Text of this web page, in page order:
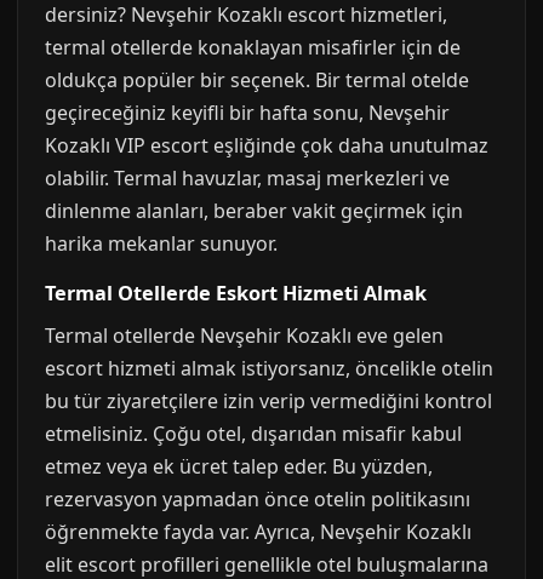
dersiniz? Nevşehir Kozaklı escort hizmetleri,
termal otellerde konaklayan misafirler için de
oldukça popüler bir seçenek. Bir termal otelde
geçireceğiniz keyifli bir hafta sonu, Nevşehir
Kozaklı VIP escort eşliğinde çok daha unutulmaz
olabilir. Termal havuzlar, masaj merkezleri ve
dinlenme alanları, beraber vakit geçirmek için
harika mekanlar sunuyor.
Termal Otellerde Eskort Hizmeti Almak
Termal otellerde Nevşehir Kozaklı eve gelen
escort hizmeti almak istiyorsanız, öncelikle otelin
bu tür ziyaretçilere izin verip vermediğini kontrol
etmelisiniz. Çoğu otel, dışarıdan misafir kabul
etmez veya ek ücret talep eder. Bu yüzden,
rezervasyon yapmadan önce otelin politikasını
öğrenmekte fayda var. Ayrıca, Nevşehir Kozaklı
elit escort profilleri genellikle otel buluşmalarına